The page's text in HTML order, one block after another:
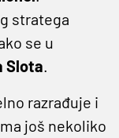
stratega
se u
Slota.
razrađuje i
još nekoliko